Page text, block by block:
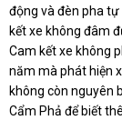
động và đèn pha
kết xe không đâm
Cam kết xe không
năm mà phát hiện
không còn nguyên
Cẩm Phả để biết